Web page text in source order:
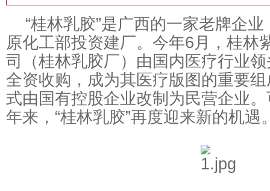
节”
做冬至养生的“饺饺”者
能
TIPS之——立冬过后，建议
把自己“藏”起来
术，稳健医疗生物降解口罩
上市
业品牌榜”并获“
“桂林乳胶”是广西的一家老牌企业
原化工部投资建厂。今年6月，桂林
司（桂林乳胶厂）由国内医疗行业
全资收购，成为其医疗版图的重要
式由国有控股企业改制为民营企业
年来，“桂林乳胶”再度迎来新的机遇